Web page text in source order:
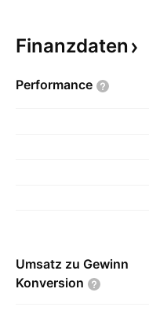
Finanzdaten
Performance
Umsatz zu Gewinn
Konversion